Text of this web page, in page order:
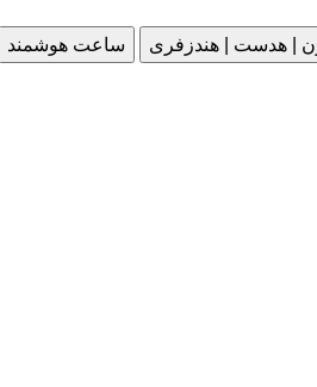
| هدست | هندزفری ساعت هوشمند